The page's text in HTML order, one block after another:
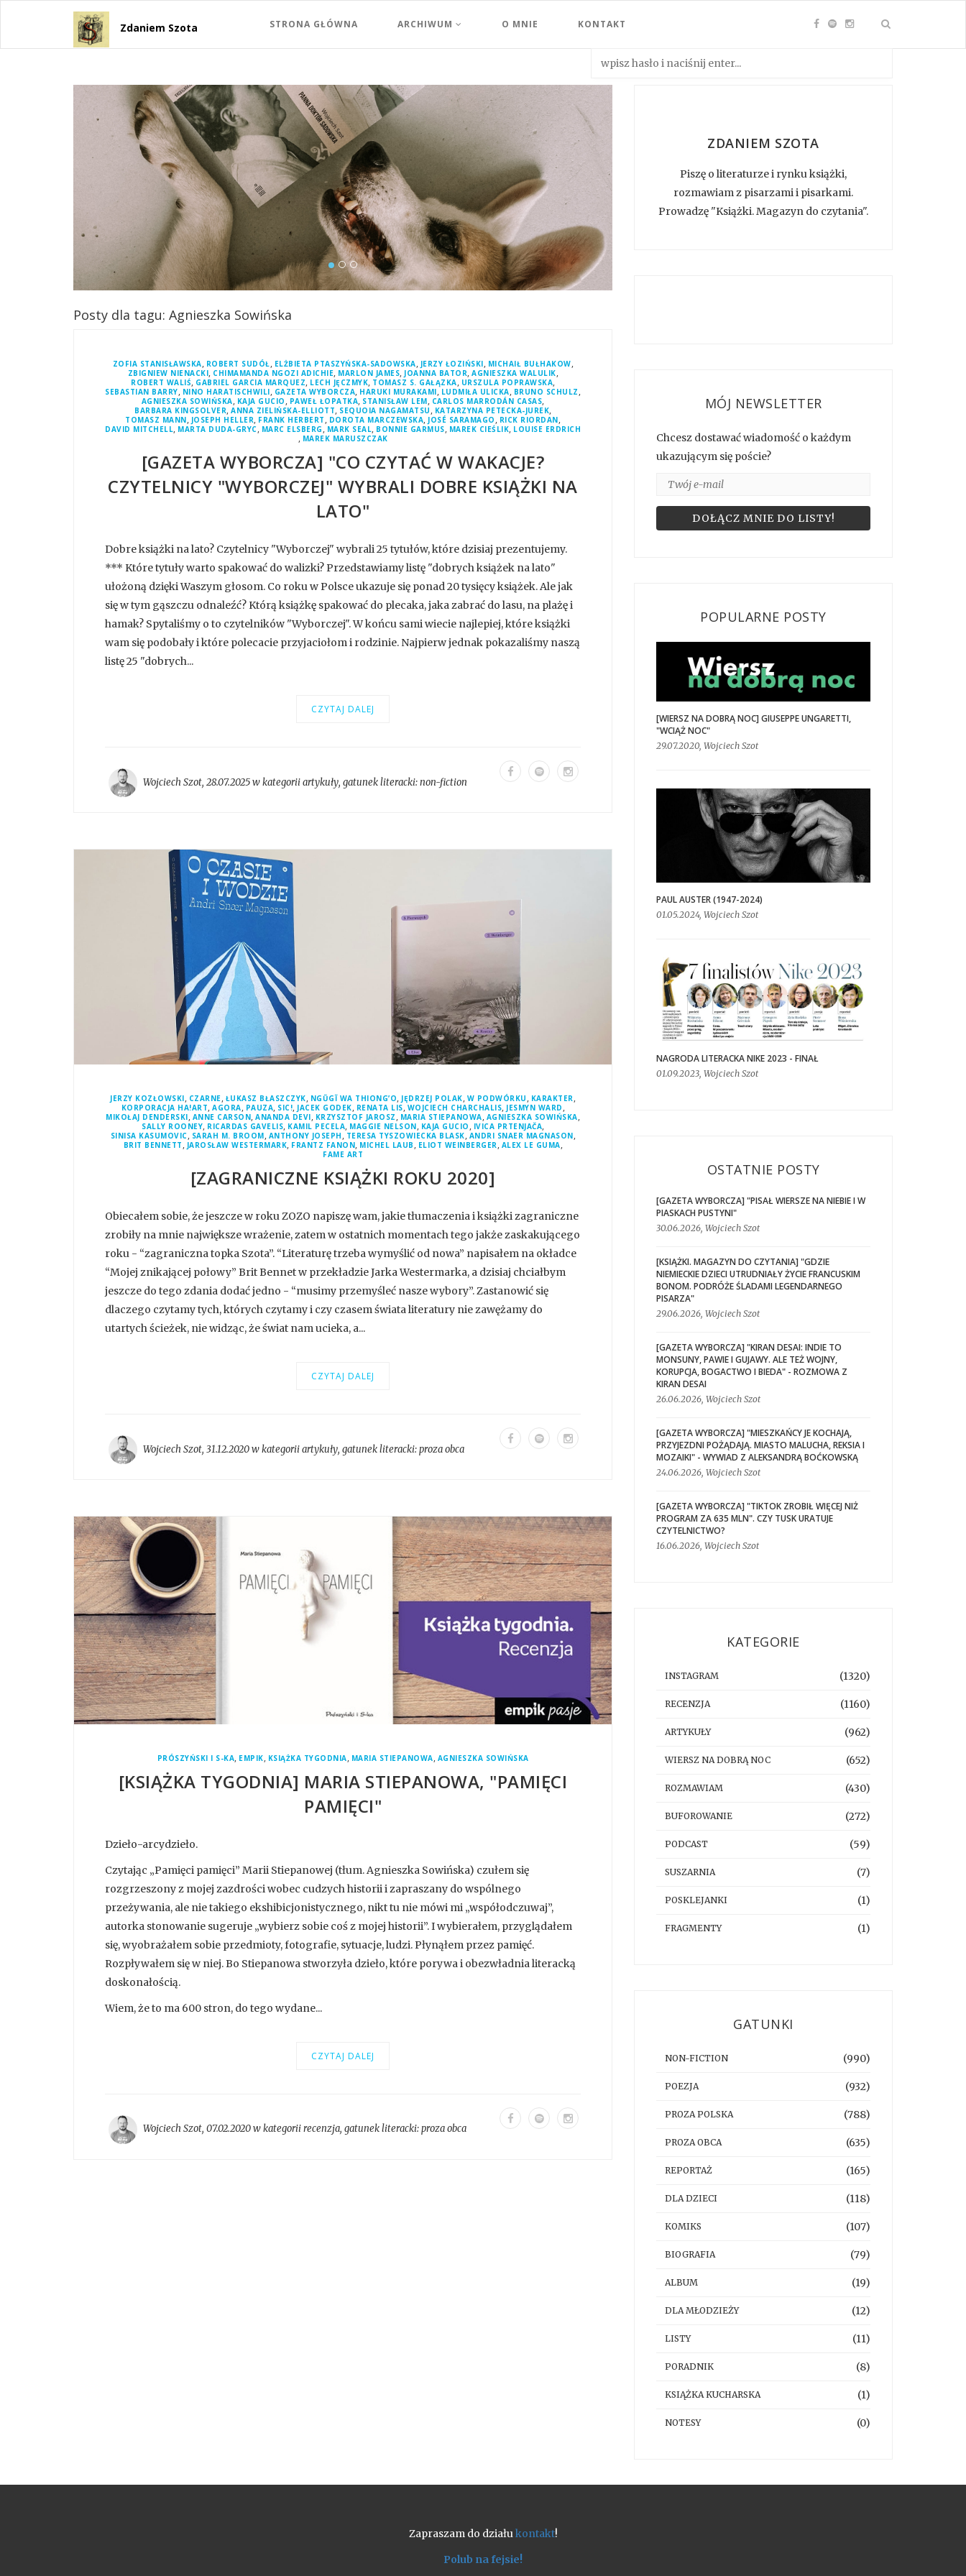
Zdaniem Szota STRONA GŁÓWNA ARCHIWUM O MNIE KONTAKT
Posty dla tagu: Agnieszka Sowińska
ZOFIA STANISŁAWSKA, ROBERT SUDÓŁ, ELŻBIETA PTASZYŃSKA-SADOWSKA, JERZY ŁOZIŃSKI, MICHAIŁ BUŁHAKOW,
ZBIGNIEW NIENACKI, CHIMAMANDA NGOZI ADICHIE, MARLON JAMES, JOANNA BATOR, AGNIESZKA WALULIK,
ROBERT WALIŚ, GABRIEL GARCIA MARQUEZ, LECH JĘCZMYK, TOMASZ S. GAŁĄZKA, URSZULA POPRAWSKA,
SEBASTIAN BARRY, NINO HARATISCHWILI, GAZETA WYBORCZA, HARUKI MURAKAMI,LUDMIŁA ULICKA, BRUNO SCHULZ ,
AGNIESZKA SOWIŃSKA, KAJA GUCIO , PAWEŁ ŁOPATKA, STANISŁAW LEM, CARLOS MARRODÁN CASAS,
BARBARA KINGSOLVER, ANNA ZIELIŃSKA-ELLIOTT, SEQUOIA NAGAMATSU , KATARZYNA PETECKA-JUREK,
TOMASZ MANN, JOSEPH HELLER, FRANK HERBERT , DOROTA MARCZEWSKA, JOSÉ SARAMAGO , RICK RIORDAN,
DAVID MITCHELL, MARTA DUDA-GRYC, MARC ELSBERG , MARK SEAL, BONNIE GARMUS, MAREK CIEŚLIK, LOUISE ERDRICH
, MAREK MARUSZCZAK
[GAZETA WYBORCZA] "CO CZYTAĆ W WAKACJE?
CZYTELNICY "WYBORCZEJ" WYBRALI DOBRE KSIĄŻKI NA
LATO"
Dobre książki na lato? Czytelnicy "Wyborczej" wybrali 25 tytułów, które dzisiaj prezentujemy.
*** Które tytuły warto spakować do walizki? Przedstawiamy listę "dobrych książek na lato"
ułożoną dzięki Waszym głosom. Co roku w Polsce ukazuje się ponad 20 tysięcy książek. Ale jak
się w tym gąszczu odnaleźć? Którą książkę spakować do plecaka, jaka zabrać do lasu, na plażę i
hamak? Spytaliśmy o to czytelników "Wyborczej". W końcu sami wiecie najlepiej, które książki
wam się podobały i które polecacie przyjaciołom i rodzinie. Najpierw jednak pokazaliśmy naszą
listę 25 "dobrych...
CZYTAJ DALEJ
Wojciech Szot, 28.07.2025 w kategoriiartykuły, gatunek literacki:non-fiction
JERZY KOZŁOWSKI, CZARNE, ŁUKASZ BŁASZCZYK, NGŨGĨ WA THIONG’O, JĘDRZEJ POLAK, W PODWÓRKU , KARAKTER,
KORPORACJA HA!ART, AGORA, PAUZA, SIC!, JACEK GODEK, RENATA LIS,WOJCIECH CHARCHALIS, JESMYN WARD ,
MIKOŁAJ DENDERSKI, ANNE CARSON,ANANDA DEVI, KRZYSZTOF JAROSZ , MARIA STIEPANOWA, AGNIESZKA SOWIŃSKA,
SALLY ROONEY, RICARDAS GAVELIS, KAMIL PECELA, MAGGIE NELSON, KAJA GUCIO , IVICA PRTENJAČA,
SINISA KASUMOVIC, SARAH M. BROOM, ANTHONY JOSEPH , TERESA TYSZOWIECKA BLASK, ANDRI SNAER MAGNASON,
BRIT BENNETT , JAROSŁAW WESTERMARK, FRANTZ FANON, MICHEL LAUB , ELIOT WEINBERGER, ALEX LE GUMA,
FAME ART
[ZAGRANICZNE KSIĄŻKI ROKU 2020]
Obiecałem sobie, że jeszcze w roku ZOZO napiszę wam, jakie tłumaczenia i książki zagraniczne
zrobiły na mnie największe wrażenie, zatem w ostatnich momentach tego jakże zaskakującego
roku - “zagraniczna topka Szota”. “Literaturę trzeba wymyślić od nowa” napisałem na okładce
“Mojej znikającej połowy” Brit Bennet w przekładzie Jarka Westermarka, a dzisiaj chciałbym
jeszcze do tego zdania dodać jedno - “musimy przemyśleć nasze wybory”. Zastanowić się
dlaczego czytamy tych, których czytamy i czy czasem świata literatury nie zawężamy do
utartych ścieżek, nie widząc, że świat nam ucieka, a...
CZYTAJ DALEJ
Wojciech Szot, 31.12.2020 w kategoriiartykuły, gatunek literacki:proza obca
PRÓSZYŃSKI I S-KA, EMPIK, KSIĄŻKA TYGODNIA, MARIA STIEPANOWA, AGNIESZKA SOWIŃSKA
[KSIĄŻKA TYGODNIA] MARIA STIEPANOWA, "PAMIĘCI
PAMIĘCI"
Dzieło-arcydzieło.
Czytając „Pamięci pamięci” Marii Stiepanowej (tłum. Agnieszka Sowińska) czułem się
rozgrzeszony z mojej zazdrości wobec cudzych historii i zapraszany do wspólnego
przeżywania, ale nie takiego ekshibicjonistycznego, nikt tu nie mówi mi „współodczuwaj”,
autorka stonowanie sugeruje „wybierz sobie coś z mojej historii”. I wybierałem, przyglądałem
się, wyobrażałem sobie przedmioty, fotografie, sytuacje, ludzi. Płynąłem przez pamięć.
Rozpływałem się w niej. Bo Stiepanowa stworzyła dzieło, które porywa i obezwładnia literacką
doskonałością.
Wiem, że to ma 600 stron, do tego wydane...
CZYTAJ DALEJ
Wojciech Szot, 07.02.2020 w kategoriirecenzja, gatunek literacki:proza obca
ZDANIEM SZOTA
Piszę o literaturze i rynku książki,
rozmawiam z pisarzami i pisarkami.
Prowadzę "Książki. Magazyn do czytania".
MÓJ NEWSLETTER
Chcesz dostawać wiadomość o każdym
ukazującym się poście?
POPULARNE POSTY
[WIERSZ NA DOBRĄ NOC] GIUSEPPE UNGARETTI,
"WCIĄŻ NOC"
29.07.2020, Wojciech Szot
PAUL AUSTER (1947-2024)
01.05.2024, Wojciech Szot
NAGRODA LITERACKA NIKE 2023 - FINAŁ
01.09.2023, Wojciech Szot
OSTATNIE POSTY
[GAZETA WYBORCZA] "PISAŁ WIERSZE NA NIEBIE I W
PIASKACH PUSTYNI"
30.06.2026, Wojciech Szot
[KSIĄŻKI. MAGAZYN DO CZYTANIA] "GDZIE
NIEMIECKIE DZIECI UTRUDNIAŁY ŻYCIE FRANCUSKIM
BONOM. PODRÓŻE ŚLADAMI LEGENDARNEGO
PISARZA"
29.06.2026, Wojciech Szot
[GAZETA WYBORCZA] "KIRAN DESAI: INDIE TO
MONSUNY, PAWIE I GUJAWY. ALE TEŻ WOJNY,
KORUPCJA, BOGACTWO I BIEDA" - ROZMOWA Z
KIRAN DESAI
26.06.2026, Wojciech Szot
[GAZETA WYBORCZA] "MIESZKAŃCY JE KOCHAJĄ,
PRZYJEZDNI POŻĄDAJĄ. MIASTO MALUCHA, REKSIA I
MOZAIKI" - WYWIAD Z ALEKSANDRĄ BOĆKOWSKĄ
24.06.2026, Wojciech Szot
[GAZETA WYBORCZA] "TIKTOK ZROBIŁ WIĘCEJ NIŻ
PROGRAM ZA 635 MLN". CZY TUSK URATUJE
CZYTELNICTWO?
16.06.2026, Wojciech Szot
KATEGORIE
INSTAGRAM (1320)
RECENZJA (1160)
ARTYKUŁY (962)
WIERSZ NA DOBRĄ NOC (652)
ROZMAWIAM (430)
BUFOROWANIE (272)
PODCAST (59)
SUSZARNIA (7)
POSKLEJANKI (1)
FRAGMENTY (1)
GATUNKI
NON-FICTION (990)
POEZJA (932)
PROZA POLSKA (788)
PROZA OBCA (635)
REPORTAŻ (165)
DLA DZIECI (118)
KOMIKS (107)
BIOGRAFIA (79)
ALBUM (19)
DLA MŁODZIEŻY (12)
LISTY (11)
PORADNIK (8)
KSIĄŻKA KUCHARSKA (1)
NOTESY (0)
Zapraszam do działukontakt!
Polub na fejsie!